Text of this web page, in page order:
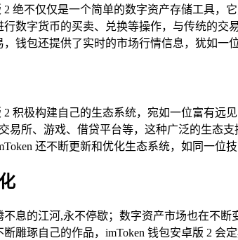
2 绝不仅仅是一个简单的数字资产存储工具
数字货币的买卖、兑换等操作，与传统的交
钱包还提供了实时的市场行情信息，犹如一
2 积极构建自己的生态系统，宛如一位富有
易所、游戏、借贷平台等，这种广泛的生态
还不断更新和优化生态系统，如同一位
息的江河,永不停歇；数字资产市场也在不
雕琢自己的作品，imToken 钱包安卓版 2 会